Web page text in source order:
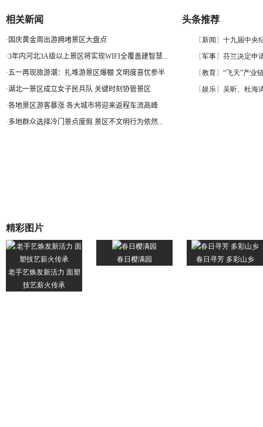
相关新闻
· 国庆黄金周出游拥堵景区大盘点
·3年内河北3A级以上景区将实现WIFI全覆盖建智慧...
·五一再现旅游潮：扎堆游景区爆棚 文明度喜忧参半
·湖北一景区成立女子民兵队 关键时刻协管景区
·各地景区游客暴涨 各大城市将迎来返程车流高峰
·多地群众选择冷门景点度假 景区不文明行为依然...
头条推荐